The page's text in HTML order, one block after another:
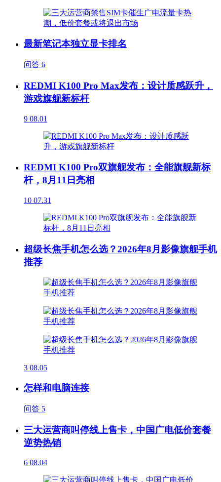
最新笔记本独立显卡排名
问答 6
REDMI K100 Pro Max发布：设计质感跃升，
游戏旗舰新标杆
9 08.01
REDMI K100 Pro双旗舰发布：全能旗舰新标
杆，8月11日亮相
10 07.31
超级长焦手机怎么选？2026年8月影像旗舰手机
推荐
3 08.05
怎样和电脑连接
问答 5
三大运营商叫停线上售卡，中国广电低价套餐
逆势热销
6 08.04